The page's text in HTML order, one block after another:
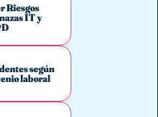
Riesgos
IT y
según
laboral